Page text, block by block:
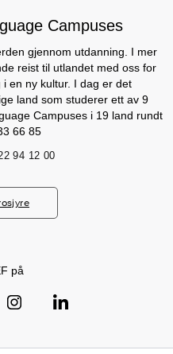
Campuses
gjennom utdanning. I mer
reist til utlandet med oss for
en ny kultur. I dag er det
land som studerer ett av 9
Campuses i 19 land rundt
66 85
94 12 00
på